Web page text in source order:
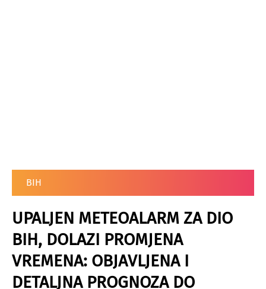
BIH
UPALJEN METEOALARM ZA DIO
BIH, DOLAZI PROMJENA
VREMENA: OBJAVLJENA I
DETALJNA PROGNOZA DO